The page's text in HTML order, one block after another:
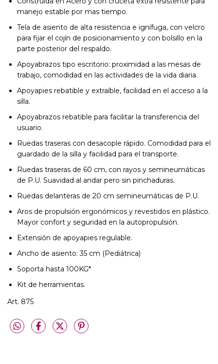
manejo estable por mas tiempo.
Tela de asiento de alta resistencia e ignífuga, con velcro
para fijar el cojín de posicionamiento y con bolsillo en la
parte posterior del respaldo.
Apoyabrazos tipo escritorio: proximidad a las mesas de
trabajo, comodidad en las actividades de la vida diaria.
Apoyapies rebatible y extraíble, facilidad en el acceso a la
silla.
Apoyabrazos rebatible para facilitar la transferencia del
usuario.
Ruedas traseras con desacople rápido. Comodidad para el
guardado de la silla y facilidad para el transporte.
Ruedas traseras de 60 cm, con rayos y semineumáticas
de P.U. Suavidad al andar pero sin pinchaduras.
Ruedas delanteras de 20 cm semineumáticas de P.U.
Aros de propulsión ergonómicos y revestidos en plástico.
Mayor confort y seguridad en la autopropulsión.
Extensión de apoyapies regulable.
Ancho de asiento: 35 cm (Pediátrica)
Soporta hasta 100KG*
Kit de herramientas.
Art. 875